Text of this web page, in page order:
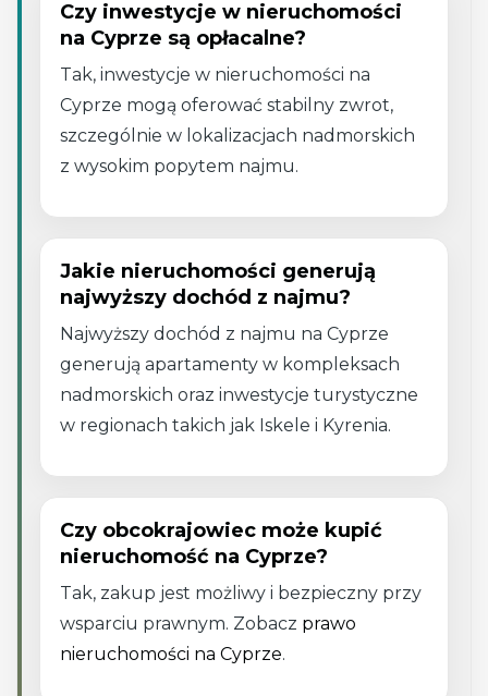
Czy inwestycje w nieruchomości
na Cyprze są opłacalne?
Tak, inwestycje w nieruchomości na
Cyprze mogą oferować stabilny zwrot,
szczególnie w lokalizacjach nadmorskich
z wysokim popytem najmu.
Jakie nieruchomości generują
najwyższy dochód z najmu?
Najwyższy dochód z najmu na Cyprze
generują apartamenty w kompleksach
nadmorskich oraz inwestycje turystyczne
w regionach takich jak Iskele i Kyrenia.
Czy obcokrajowiec może kupić
nieruchomość na Cyprze?
Tak, zakup jest możliwy i bezpieczny przy
wsparciu prawnym. Zobacz prawo
nieruchomości na Cyprze.